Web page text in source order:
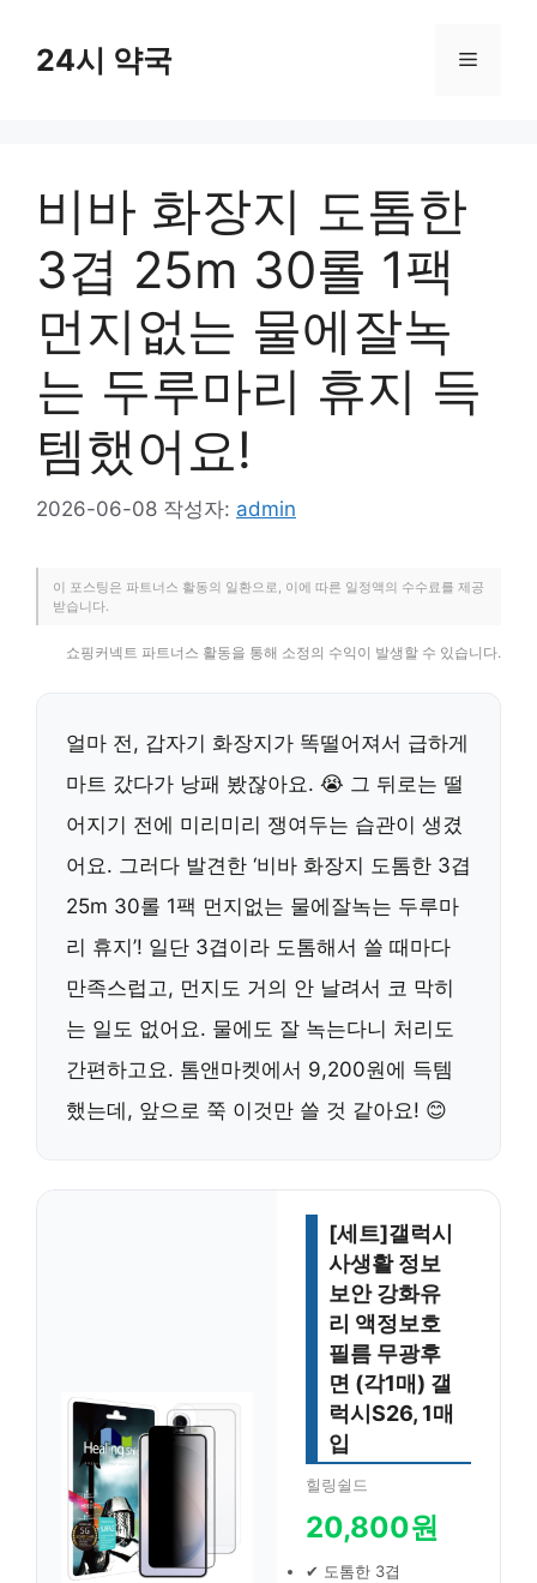
24시 약국 메
비바 화장지 도톰한
3겹 25m 30롤 1팩
먼지없는 물에잘녹
는 두루마리 휴지 득
템했어요!
2026-06-08 작성자: admin
이 포스팅은 파트너스 활동의 일환으로, 이에 따른 일정액의 수수료를 제공
받습니다.
쇼핑커넥트 파트너스 활동을 통해 소정의 수익이 발생할 수 있습니다.
얼마 전, 갑자기 화장지가 똑떨어져서 급하게
마트 갔다가 낭패 봤잖아요. 😭 그 뒤로는 떨
어지기 전에 미리미리 쟁여두는 습관이 생겼
어요. 그러다 발견한 ‘비바 화장지 도톰한 3겹
25m 30롤 1팩 먼지없는 물에잘녹는 두루마
리 휴지’! 일단 3겹이라 도톰해서 쓸 때마다
만족스럽고, 먼지도 거의 안 날려서 코 막히
는 일도 없어요. 물에도 잘 녹는다니 처리도
간편하고요. 톰앤마켓에서 9,200원에 득템
했는데, 앞으로 쭉 이것만 쓸 것 같아요! 😊
[세트]갤럭시
사생활 정보
보안 강화유
리 액정보호
필름 무광후
면 (각1매) 갤
럭시S26, 1매
입
힐링쉴드
20,800원
✔ 도톰한 3겹